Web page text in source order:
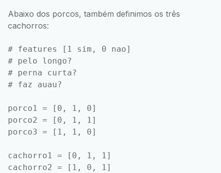
Abaixo dos porcos, também definimos os três
cachorros:
# features [1 sim, 0 nao]
# pelo longo?
# perna curta?
# faz auau?
porco1 = [0, 1, 0]
porco2 = [0, 1, 1]
porco3 = [1, 1, 0]
cachorro1 = [0, 1, 1]
cachorro2 = [1, 0, 1]